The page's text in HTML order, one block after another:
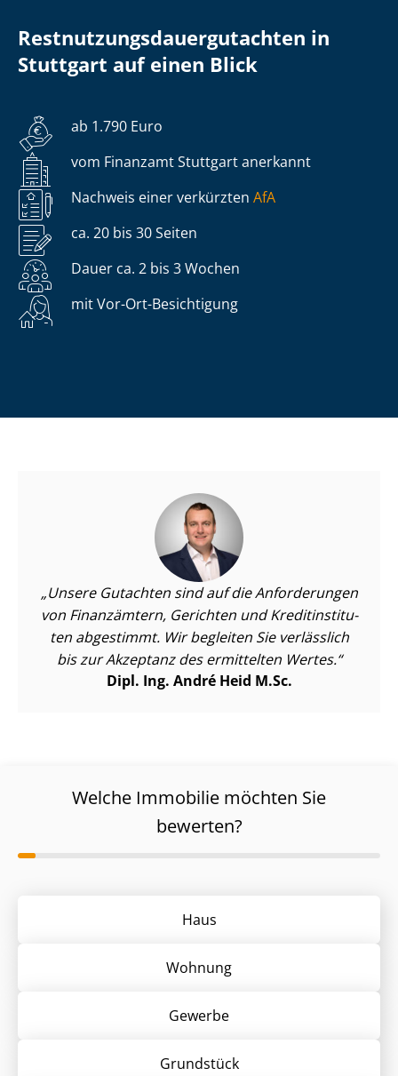
Rest­nut­zungs­dau­er­gut­ach­ten in
Stuttgart auf einen Blick
ab 1.790 Euro
vom Finanzamt Stuttgart anerkannt
Nachweis einer verkürzten AfA
ca. 20 bis 30 Seiten
Dauer ca. 2 bis 3 Wochen
mit Vor-Ort-Besichtigung
Unsere Gutachten sind auf die Anforderungen
von Finanzämtern, Gerichten und Kre­dit­in­sti­tu­
ten abgestimmt. Wir begleiten Sie verlässlich
bis zur Akzeptanz des ermittelten Wertes.
Dipl. Ing. André Heid M.Sc.
Welche Immobilie möchten Sie
bewerten?
Haus
Wohnung
Gewerbe
Grund­stück